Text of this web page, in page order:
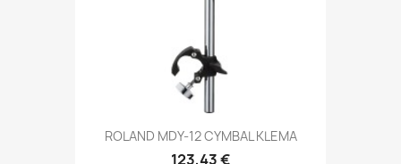
ROLAND MDY-12 CYMBAL KLEMA
123,43 €